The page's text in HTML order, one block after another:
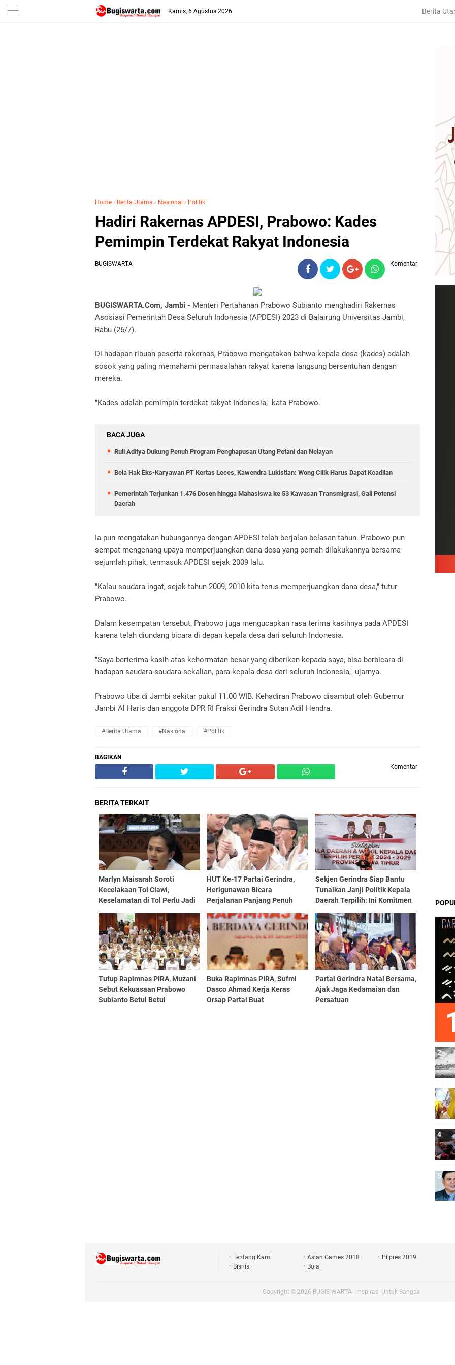
-->
Kamis, 6 Agustus 2026 Berita
Home › Berita Utama › Nasional › Politik
Hadiri Rakernas APDESI, Prabowo: Kades
Pemimpin Terdekat Rakyat Indonesia
BUGISWARTA Komentar
BUGISWARTA.Com, Jambi - Menteri Pertahanan Prabowo Subianto menghadiri Rakernas
Asosiasi Pemerintah Desa Seluruh Indonesia (APDESI) 2023 di Balairung Universitas Jambi,
Rabu (26/7).
Di hadapan ribuan peserta rakernas, Prabowo mengatakan bahwa kepala desa (kades) adalah
sosok yang paling memahami permasalahan rakyat karena langsung bersentuhan dengan
mereka.
"Kades adalah pemimpin terdekat rakyat Indonesia," kata Prabowo.
BACA JUGA
Ruli Aditya Dukung Penuh Program Penghapusan Utang Petani dan Nelayan
Bela Hak Eks-Karyawan PT Kertas Leces, Kawendra Lukistian: Wong Cilik Harus Dapat Keadilan
Pemerintah Terjunkan 1.476 Dosen hingga Mahasiswa ke 53 Kawasan Transmigrasi, Gali Potensi
Daerah
Ia pun mengatakan hubungannya dengan APDESI telah berjalan belasan tahun. Prabowo pun
sempat mengenang upaya memperjuangkan dana desa yang pernah dilakukannya bersama
sejumlah pihak, termasuk APDESI sejak 2009 lalu.
"Kalau saudara ingat, sejak tahun 2009, 2010 kita terus memperjuangkan dana desa," tutur
Prabowo.
Dalam kesempatan tersebut, Prabowo juga mengucapkan rasa terima kasihnya pada APDESI
karena telah diundang bicara di depan kepala desa dari seluruh Indonesia.
"Saya berterima kasih atas kehormatan besar yang diberikan kepada saya, bisa berbicara di
hadapan saudara-saudara sekalian, para kepala desa dari seluruh Indonesia," ujarnya.
Prabowo tiba di Jambi sekitar pukul 11.00 WIB. Kehadiran Prabowo disambut oleh Gubernur
Jambi Al Haris dan anggota DPR RI Fraksi Gerindra Sutan Adil Hendra.
#Berita Utama #Nasional #Politik
BAGIKAN
Komentar
BERITA TERKAIT
Marlyn Maisarah Soroti
Kecelakaan Tol Ciawi,
Keselamatan di Tol Perlu Jadi
HUT Ke-17 Partai Gerindra,
Herigunawan Bicara
Perjalanan Panjang Penuh
Dedikasi Tanpa Henti
Sekjen Gerindra Siap Bantu
Tunaikan Janji Politik Kepala
Daerah Terpilih: Ini Komitmen
Tutup Rapimnas PIRA, Muzani
Sebut Kekuasaan Prabowo
Subianto Betul Betul
Buka Rapimnas PIRA, Sufmi
Dasco Ahmad Kerja Keras
Orsap Partai Buat
Partai Gerindra Natal Bersama,
Ajak Jaga Kedamaian dan
Persatuan
Tentang Kami Asian Games 2018
Pilpres 2019
Bisnis
Bola
Copyright © 2026 BUGIS WARTA - Inspirasi Untuk Bangsa